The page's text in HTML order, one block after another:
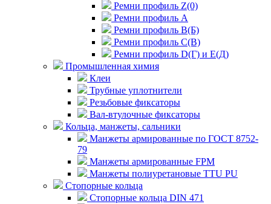
Ремни профиль Z(0)
Ремни профиль А
Ремни профиль В(Б)
Ремни профиль С(В)
Ремни профиль D(Г) и E(Д)
Промышленная химия
Клеи
Трубные уплотнители
Резьбовые фиксаторы
Вал-втулочные фиксаторы
Кольца, манжеты, сальники
Манжеты армированные по ГОСТ 8752-
79
Манжеты армированные FPM
Манжеты полиуретановые TTU PU
Стопорные кольца
Стопорные кольца DIN 471